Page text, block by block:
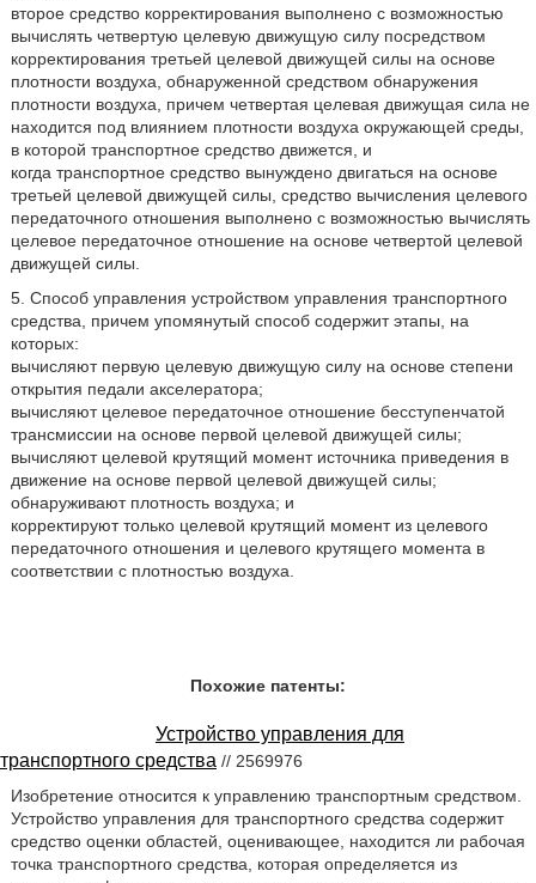
второе средство корректирования выполнено с возможностью
вычислять четвертую целевую движущую силу посредством
корректирования третьей целевой движущей силы на основе
плотности воздуха, обнаруженной средством обнаружения
плотности воздуха, причем четвертая целевая движущая сила не
находится под влиянием плотности воздуха окружающей среды,
в которой транспортное средство движется, и
когда транспортное средство вынуждено двигаться на основе
третьей целевой движущей силы, средство вычисления целевого
передаточного отношения выполнено с возможностью вычислять
целевое передаточное отношение на основе четвертой целевой
движущей силы.
5. Способ управления устройством управления транспортного
средства, причем упомянутый способ содержит этапы, на
которых:
вычисляют первую целевую движущую силу на основе степени
открытия педали акселератора;
вычисляют целевое передаточное отношение бесступенчатой
трансмиссии на основе первой целевой движущей силы;
вычисляют целевой крутящий момент источника приведения в
движение на основе первой целевой движущей силы;
обнаруживают плотность воздуха; и
корректируют только целевой крутящий момент из целевого
передаточного отношения и целевого крутящего момента в
соответствии с плотностью воздуха.
Похожие патенты:
Устройство управления для
транспортного средства // 2569976
Изобретение относится к управлению транспортным средством.
Устройство управления для транспортного средства содержит
средство оценки областей, оценивающее, находится ли рабочая
точка транспортного средства, которая определяется из